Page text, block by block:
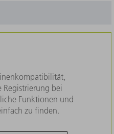
Registrierung bei
Funktionen und
zu finden.